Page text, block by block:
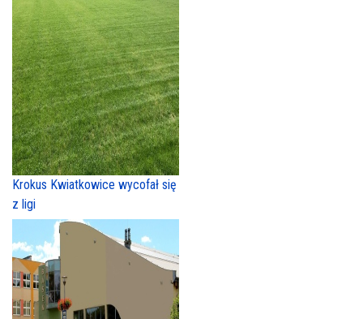
Krokus Kwiatkowice wycofał się
z ligi